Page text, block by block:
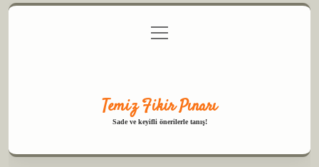
Gizlilik Politikası
menüyü
aç
Temiz Fikir Pınarı
Sade ve keyifli önerilerle tanış!